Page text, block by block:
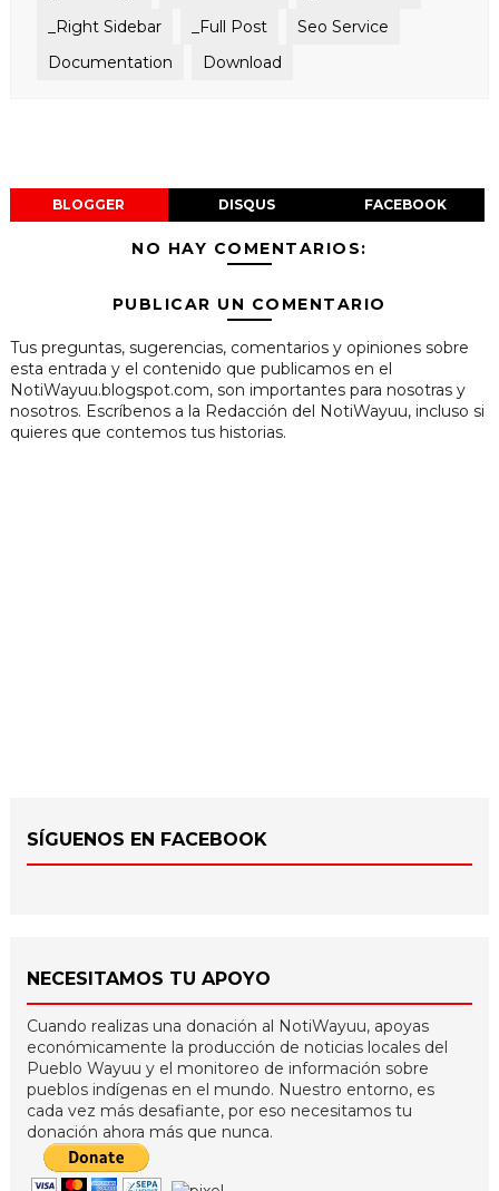
_Right Sidebar
_Full Post
Seo Service
Documentation
Download
BLOGGER DISQUS FACEBOOK
NO HAY COMENTARIOS:
PUBLICAR UN COMENTARIO
Tus preguntas, sugerencias, comentarios y opiniones sobre
esta entrada y el contenido que publicamos en el
NotiWayuu.blogspot.com, son importantes para nosotras y
nosotros. Escríbenos a la Redacción del NotiWayuu, incluso si
quieres que contemos tus historias.
SÍGUENOS EN FACEBOOK
NECESITAMOS TU APOYO
Cuando realizas una donación al NotiWayuu, apoyas
económicamente la producción de noticias locales del
Pueblo Wayuu y el monitoreo de información sobre
pueblos indígenas en el mundo. Nuestro entorno, es
cada vez más desafiante, por eso necesitamos tu
donación ahora más que nunca.